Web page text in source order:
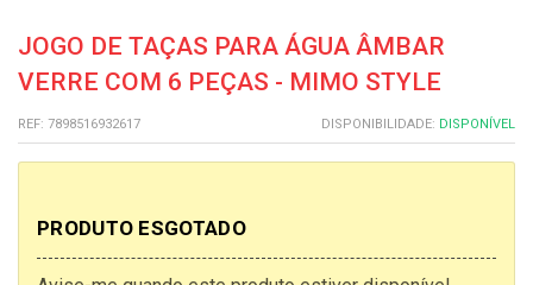
JOGO DE TAÇAS PARA ÁGUA ÂMBAR
VERRE COM 6 PEÇAS - MIMO STYLE
REF: 7898516932617 DISPONIBILIDADE: DISPONÍVEL
PRODUTO ESGOTADO